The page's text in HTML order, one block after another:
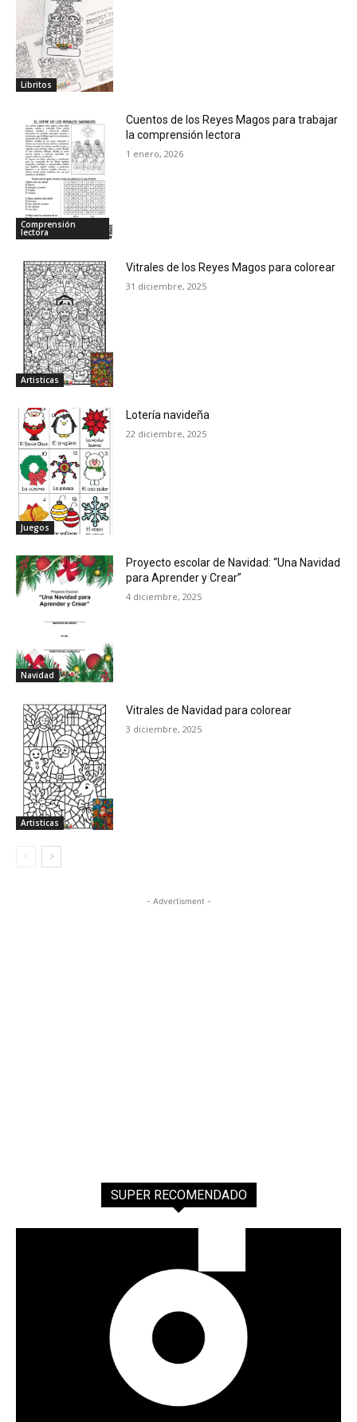
Material
TOY STORY
Cuadernillos
Aprendiendo a leer
Bitácora de incidencias
Agendas escolares
Decoración
Temas
Lecto-Escritura
Redacción
Comprensión lectora
Tablas de multiplicar
Problemarios matemáticos
Juegos
Efemerides
Sopa de letras
Registros de conducta, trabajos y tareas
Sumas
Restas
Multiplicaciones
Divisiones
Fracciones
Figuras geométricas
Planeaciones
Primer grado
Segundo grado
Tercer grado
Cuarto grado
Quinto grado
Sexto grado
Exámenes 1r Trimestre
Libritos
Comprensión
lectora
Cuentos de los Reyes Magos para trabajar
la comprensión lectora
1 enero, 2026
Artisticas
Vitrales de los Reyes Magos para colorear
31 diciembre, 2025
Juegos
Lotería navideña
22 diciembre, 2025
Navidad
Proyecto escolar de Navidad: “Una Navidad
para Aprender y Crear”
4 diciembre, 2025
Artisticas
Vitrales de Navidad para colorear
3 diciembre, 2025
- Advertisment -
SUPER RECOMENDADO